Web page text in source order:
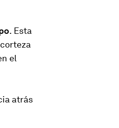
. Esta
el
atrás